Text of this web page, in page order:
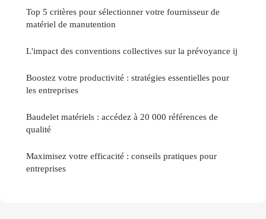
Top 5 critères pour sélectionner votre fournisseur de
matériel de manutention
L'impact des conventions collectives sur la prévoyance ij
Boostez votre productivité : stratégies essentielles pour
les entreprises
Baudelet matériels : accédez à 20 000 références de
qualité
Maximisez votre efficacité : conseils pratiques pour
entreprises